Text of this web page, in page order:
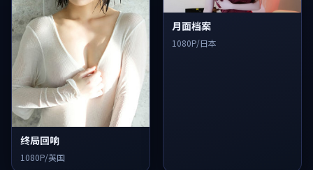
终局回响
1080P/英国
月面档案
1080P/日本